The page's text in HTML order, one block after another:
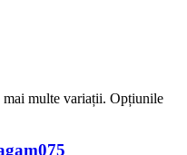
mai multe variații. Opțiunile